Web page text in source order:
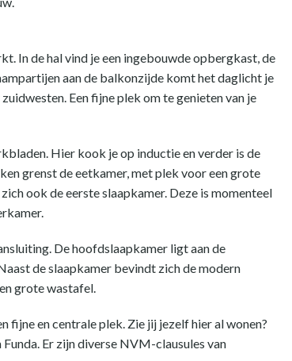
In de hal vind je een ingebouwde opbergkast, de
aan de balkonzijde komt het daglicht je
Een fijne plek om te genieten van je
Hier kook je op inductie en verder is de
grenst de eetkamer, met plek voor een grote
ook de eerste slaapkamer. Deze is momenteel
De hoofdslaapkamer ligt aan de
de slaapkamer bevindt zich de modern
grote wastafel.
en centrale plek. Zie jij jezelf hier al wonen?
Er zijn diverse NVM-clausules van